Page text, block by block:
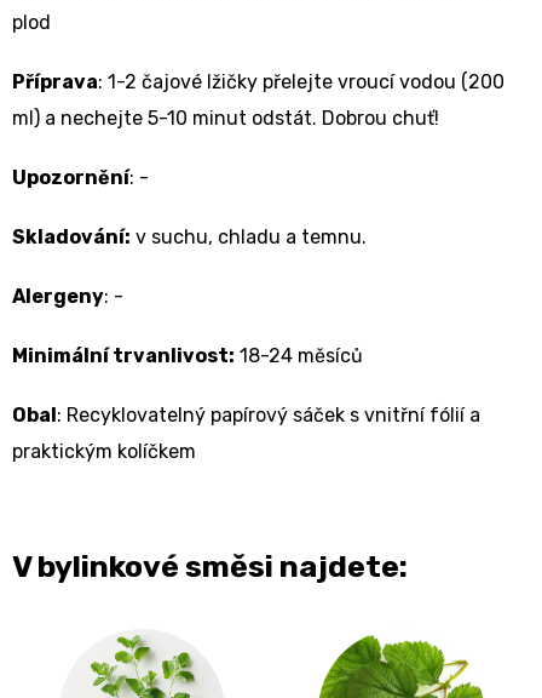
plod
Příprava: 1-2 čajové lžičky přelejte vroucí vodou (200
ml) a nechejte 5-10 minut odstát. Dobrou chuť!
Upozornění: -
Skladování: v suchu, chladu a temnu.
Alergeny: -
Minimální trvanlivost: 18-24 měsíců
Obal: Recyklovatelný papírový sáček s vnitřní fólií a
praktickým kolíčkem
V bylinkové směsi najdete: